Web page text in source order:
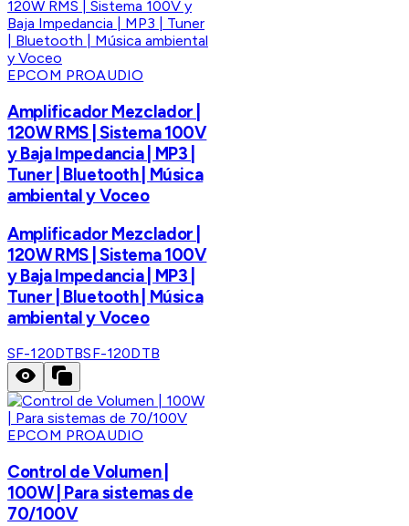
EPCOM PROAUDIO
Amplificador Mezclador |
120W RMS | Sistema 100V
y Baja Impedancia | MP3 |
Tuner | Bluetooth | Música
ambiental y Voceo
Amplificador Mezclador |
120W RMS | Sistema 100V
y Baja Impedancia | MP3 |
Tuner | Bluetooth | Música
ambiental y Voceo
SF-120DTBSF-120DTB
EPCOM PROAUDIO
Control de Volumen |
100W | Para sistemas de
70/100V